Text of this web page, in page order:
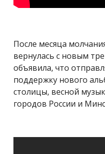
После месяца
вернулась с новым
объявила, что
поддержку нового
столицы, весной
городов России и